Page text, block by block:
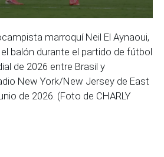
marroquí Neil El Aynaoui,
balón durante el partido de fútbol
de 2026 entre Brasil y
New York/New Jersey de East
de 2026. (Foto de CHARLY